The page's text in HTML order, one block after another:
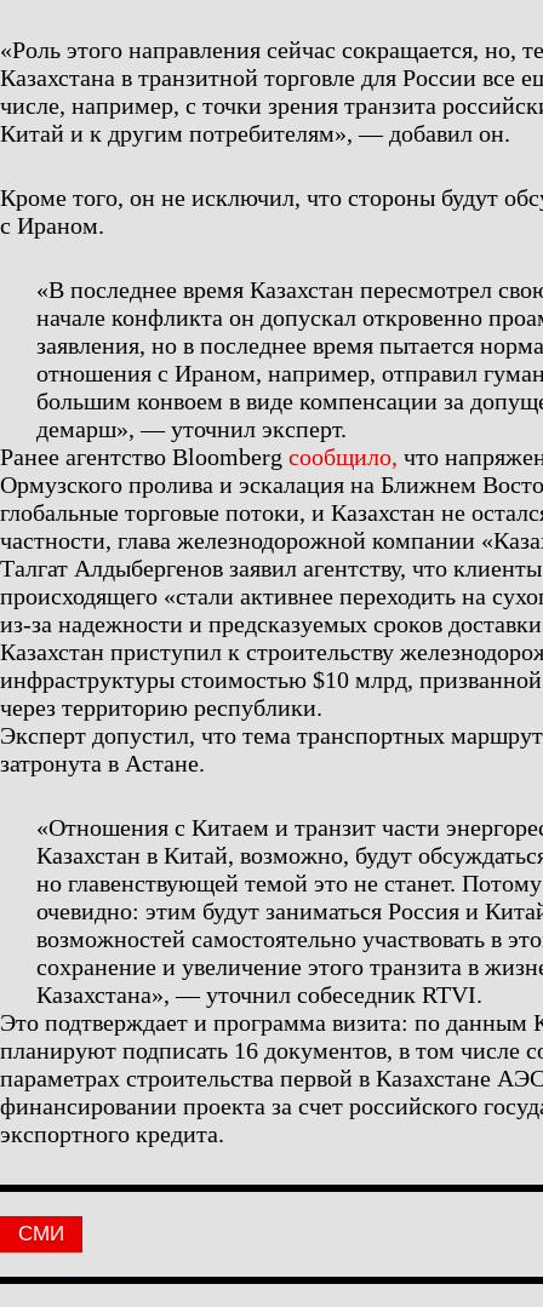
«Роль этого направления сейчас сокращается, но,
Казахстана в транзитной торговле для России все
числе, например, с точки зрения транзита
Китай и к другим потребителям», — добавил он.
Кроме того, он не исключил, что стороны будут
с Ираном.
«В последнее время Казахстан пересмотрел
начале конфликта он допускал откровенно
заявления, но в последнее время пытается
отношения с Ираном, например, отправил
большим конвоем в виде компенсации за
демарш», — уточнил эксперт.
Ранее агентство Bloomberg сообщило, что
Ормузского пролива и эскалация на Ближнем
глобальные торговые потоки, и Казахстан не
частности, глава железнодорожной компании
Талгат Алдыбергенов заявил агентству, что
происходящего «стали активнее переходить на
из-за надежности и предсказуемых сроков
Казахстан приступил к строительству
инфраструктуры стоимостью $10 млрд,
через территорию республики.
Эксперт допустил, что тема транспортных
затронута в Астане.
«Отношения с Китаем и транзит части
Казахстан в Китай, возможно, будут
но главенствующей темой это не станет.
очевидно: этим будут заниматься Россия и
возможностей самостоятельно участвовать в
сохранение и увеличение этого транзита в
Казахстана», — уточнил собеседник RTVI.
Это подтверждает и программа визита: по данным
планируют подписать 16 документов, в том числе
параметрах строительства первой в Казахстане
финансировании проекта за счет российского
экспортного кредита.
СМИ